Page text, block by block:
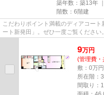
築年数：築13年
階数：6階建
こだわりポイント満載のディアコー
ート新発田」。ぜひ一度ご覧くださ
9万円
(管理費
敷：0万
所在階：
間取り：